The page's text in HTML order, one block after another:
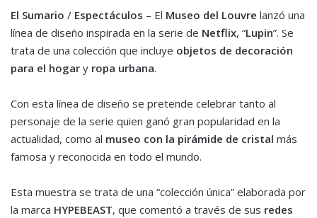
El Sumario / Espectáculos – El Museo del Louvre lanzó una
línea de diseño inspirada en la serie de Netflix, “Lupin”. Se
trata de una colección que incluye objetos de decoración
para el hogar y ropa urbana.
Con esta línea de diseño se pretende celebrar tanto al
personaje de la serie quien ganó gran popularidad en la
actualidad, como al museo con la pirámide de cristal más
famosa y reconocida en todo el mundo.
Esta muestra se trata de una “colección única” elaborada por
la marca HYPEBEAST, que comentó a través de sus redes